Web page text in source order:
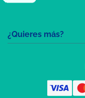
¿Quieres más?